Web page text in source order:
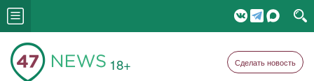
18+ Сделать новость